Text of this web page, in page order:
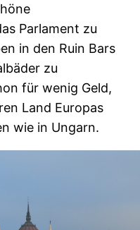
Parlament zu
in den Ruin Bars
zu
für wenig Geld,
Land Europas
wie in Ungarn.